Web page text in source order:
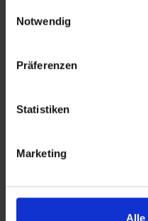
Notwendig
Präferenzen
Statistiken
Marketing
Alle
deutschen
DHL und weltweit